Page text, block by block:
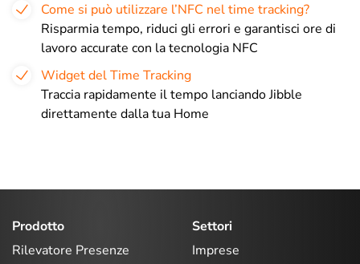
Come si può utilizzare l’NFC nel time tracking?
Risparmia tempo, riduci gli errori e garantisci ore di
lavoro accurate con la tecnologia NFC
Widget del Time Tracking
Traccia rapidamente il tempo lanciando Jibble
direttamente dalla tua Home
Prodotto
Rilevatore Presenze
Settori
Imprese